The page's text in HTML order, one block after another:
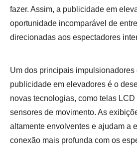
fazer. Assim, a publicidade em
oportunidade incomparável de
direcionadas aos espectadores
Um dos principais impulsionadores
publicidade em elevadores é o
novas tecnologias, como telas
sensores de movimento. As
altamente envolventes e ajudam a
conexão mais profunda com os